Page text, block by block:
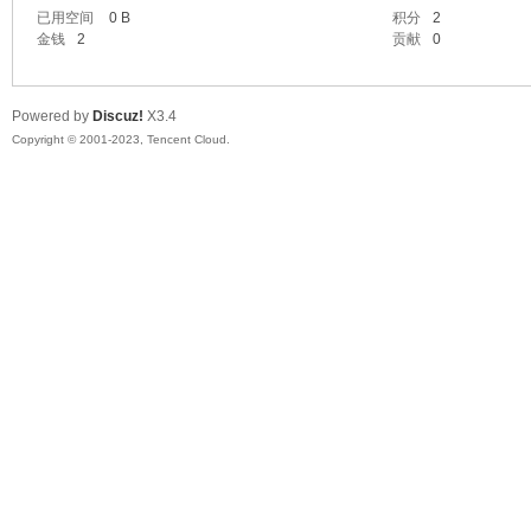
已用空间
0 B 积分
2
金钱
2 贡献 0
Powered by Discuz! X3.4
Copyright © 2001-2023, Tencent Cloud.